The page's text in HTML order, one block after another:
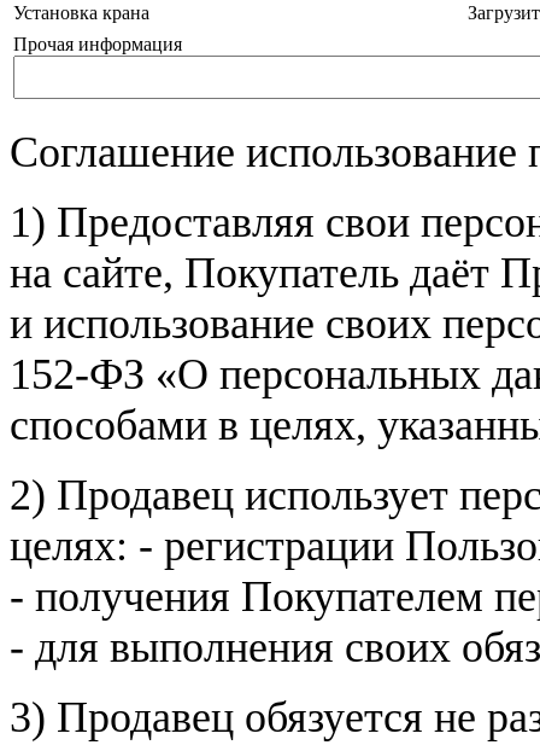
Установка крана
Прочая информация
Соглашение
1) Предоставляя свои
на сайте, Покупатель даёт
и использование своих
152-ФЗ «О персональных
способами в целях,
2) Продавец использует
целях: - регистрации
- получения Покупателем
- для выполнения своих
3) Продавец обязуется не